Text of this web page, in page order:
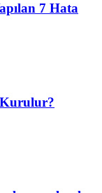
7 Hata
Kurulur?